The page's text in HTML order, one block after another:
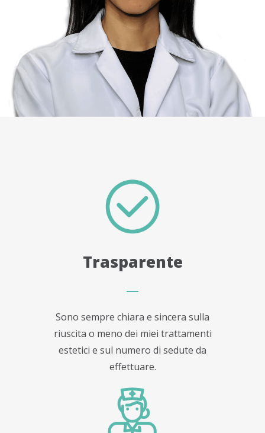
Trasparente
Sono sempre chiara e sincera sulla
riuscita o meno dei miei trattamenti
estetici e sul numero di sedute da
effettuare.